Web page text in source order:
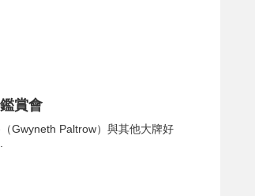
賞會
Gwyneth Paltrow）與其他大牌好